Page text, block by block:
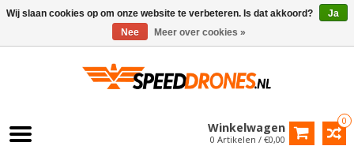
0
Winkelwagen
0 Artikelen / €0,00
Wij slaan cookies op om onze website te verbeteren. Is dat akkoord?
Ja
Nee
Meer over cookies »